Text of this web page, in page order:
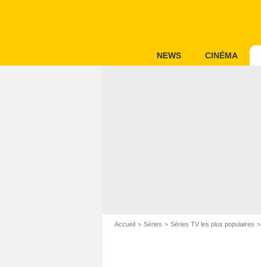
NEWS CINÉMA
Accueil Séries Séries TV les plus populaires